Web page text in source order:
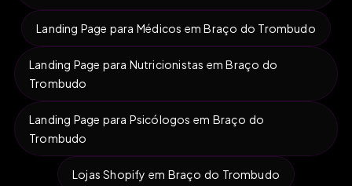
Landing Page para Médicos em Braço do Trombudo
Landing Page para Nutricionistas em Braço do
Trombudo
Landing Page para Psicólogos em Braço do
Trombudo
Lojas Shopify em Braço do Trombudo